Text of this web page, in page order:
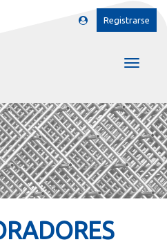
Registrarse